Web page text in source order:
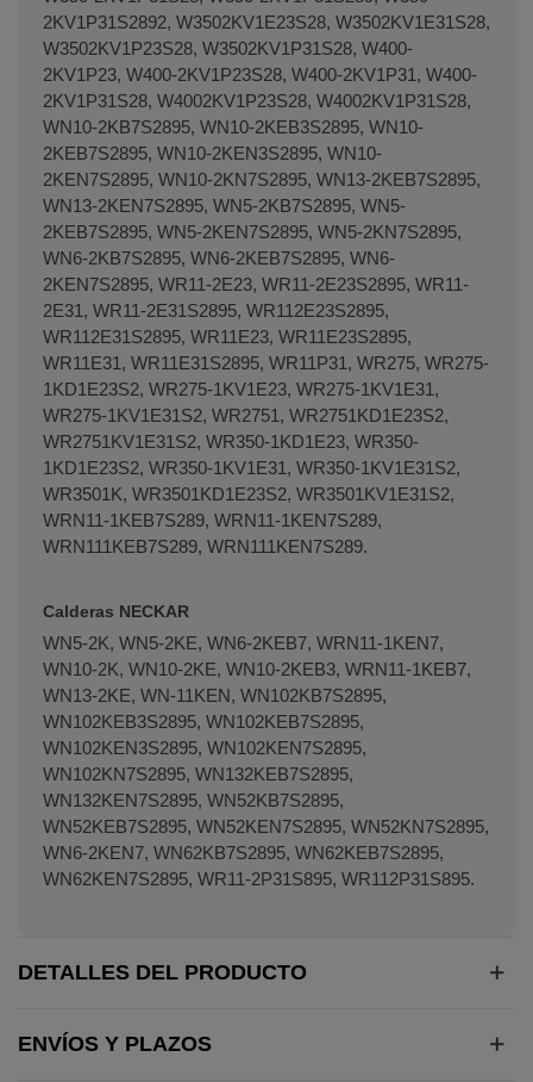
2KV1P31S2892, W3502KV1E23S28, W3502KV1E31S28,
W3502KV1P23S28, W3502KV1P31S28, W400-
2KV1P23, W400-2KV1P23S28, W400-2KV1P31, W400-
2KV1P31S28, W4002KV1P23S28, W4002KV1P31S28,
WN10-2KB7S2895, WN10-2KEB3S2895, WN10-
2KEB7S2895, WN10-2KEN3S2895, WN10-
2KEN7S2895, WN10-2KN7S2895, WN13-2KEB7S2895,
WN13-2KEN7S2895, WN5-2KB7S2895, WN5-
2KEB7S2895, WN5-2KEN7S2895, WN5-2KN7S2895,
WN6-2KB7S2895, WN6-2KEB7S2895, WN6-
2KEN7S2895, WR11-2E23, WR11-2E23S2895, WR11-
2E31, WR11-2E31S2895, WR112E23S2895,
WR112E31S2895, WR11E23, WR11E23S2895,
WR11E31, WR11E31S2895, WR11P31, WR275, WR275-
1KD1E23S2, WR275-1KV1E23, WR275-1KV1E31,
WR275-1KV1E31S2, WR2751, WR2751KD1E23S2,
WR2751KV1E31S2, WR350-1KD1E23, WR350-
1KD1E23S2, WR350-1KV1E31, WR350-1KV1E31S2,
WR3501K, WR3501KD1E23S2, WR3501KV1E31S2,
WRN11-1KEB7S289, WRN11-1KEN7S289,
WRN111KEB7S289, WRN111KEN7S289.
Calderas NECKAR
WN5-2K, WN5-2KE, WN6-2KEB7, WRN11-1KEN7,
WN10-2K, WN10-2KE, WN10-2KEB3, WRN11-1KEB7,
WN13-2KE, WN-11KEN, WN102KB7S2895,
WN102KEB3S2895, WN102KEB7S2895,
WN102KEN3S2895, WN102KEN7S2895,
WN102KN7S2895, WN132KEB7S2895,
WN132KEN7S2895, WN52KB7S2895,
WN52KEB7S2895, WN52KEN7S2895, WN52KN7S2895,
WN6-2KEN7, WN62KB7S2895, WN62KEB7S2895,
WN62KEN7S2895, WR11-2P31S895, WR112P31S895.
DETALLES DEL PRODUCTO
ENVÍOS Y PLAZOS